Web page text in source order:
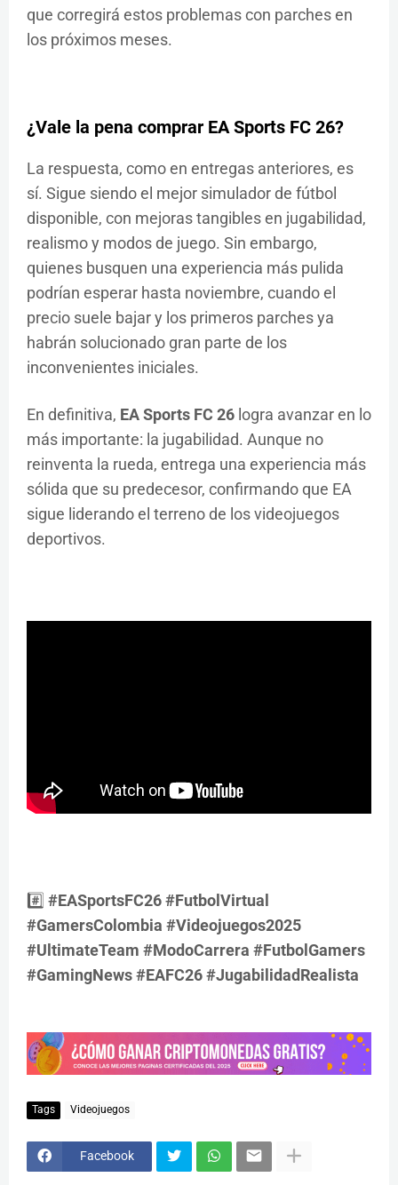
que corregirá estos problemas con parches en
los próximos meses.
¿Vale la pena comprar EA Sports FC 26?
La respuesta, como en entregas anteriores, es
sí. Sigue siendo el mejor simulador de fútbol
disponible, con mejoras tangibles en jugabilidad,
realismo y modos de juego. Sin embargo,
quienes busquen una experiencia más pulida
podrían esperar hasta noviembre, cuando el
precio suele bajar y los primeros parches ya
habrán solucionado gran parte de los
inconvenientes iniciales.
En definitiva, EA Sports FC 26 logra avanzar en lo
más importante: la jugabilidad. Aunque no
reinventa la rueda, entrega una experiencia más
sólida que su predecesor, confirmando que EA
sigue liderando el terreno de los videojuegos
deportivos.
#️⃣ #EASportsFC26 #FutbolVirtual
#GamersColombia #Videojuegos2025
#UltimateTeam #ModoCarrera #FutbolGamers
#GamingNews #EAFC26 #JugabilidadRealista
Tags Videojuegos
Facebook